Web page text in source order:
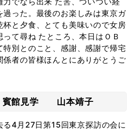
過った。最後のお楽しみは東京ガ
杯と夕食、とても美味いので女房
て尋ね たところ、本日はＯＢ
別とのこと、感謝、感謝で帰宅
係者の皆様ほんとにありがとうご
賓館見学 山本靖子
る4月27日第15回東京探訪の会に